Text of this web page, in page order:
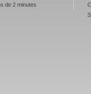
de 2 minutes